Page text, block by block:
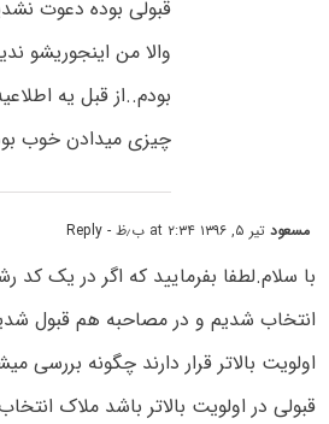
قبولی بوده دعوت
والا من اینجوریشو
بودم..از قبل یه
چیزی میدادن خوب
مسعودتیر ۵, ۱۳۹۶ at ۲:۳۴ ب٫ظ - Reply
با سلام.لطفا بفرمایید که اگر در یک کد
انتخاب شدیم و در مصاحبه هم قبول
اولویت بالاتر قرار دارند چگونه بررسی
قبولی در اولویت بالاتر باشد ملاک